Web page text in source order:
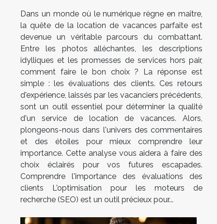
Dans un monde où le numérique règne en maître,
la quête de la location de vacances parfaite est
devenue un véritable parcours du combattant.
Entre les photos alléchantes, les descriptions
idylliques et les promesses de services hors pair,
comment faire le bon choix ? La réponse est
simple : les évaluations des clients. Ces retours
d'expérience, laissés par les vacanciers précédents,
sont un outil essentiel pour déterminer la qualité
d'un service de location de vacances. Alors,
plongeons-nous dans l'univers des commentaires
et des étoiles pour mieux comprendre leur
importance. Cette analyse vous aidera à faire des
choix éclairés pour vos futures escapades.
Comprendre l'importance des évaluations des
clients L'optimisation pour les moteurs de
recherche (SEO) est un outil précieux pour...